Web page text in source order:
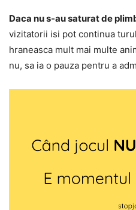
Daca nu s-au saturat de
vizitatorii isi pot continua
hraneasca mult mai multe
nu, sa ia o pauza pentru a